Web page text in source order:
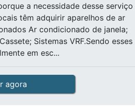
a necessidade desse serviço
têm adquirir aparelhos de ar
Ar condicionado de janela;
Sistemas VRF.Sendo esses
em esc...
agora